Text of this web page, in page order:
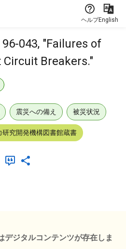
ヘルプEnglish
043, "Failures of
Circuit Breakers."
震災への備え 被災状況
研究開発機構図書館蔵書
デジタルコンテンツが存在しま